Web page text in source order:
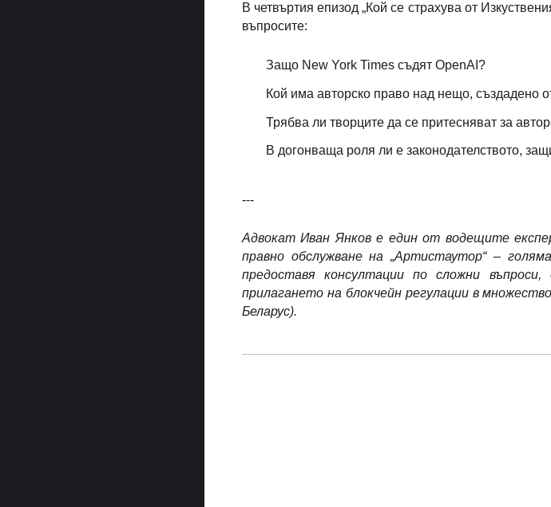
В четвъртия епизод „Кой се страхува от
въпросите:
Защо New York Times съдят OpenAI?
Кой има авторско право над нещо, създадено
Трябва ли творците да се притесняват за
В догонваща роля ли е законодателството,
---
Адвокат Иван Янков e един от водещите
правно обслужване на „Артистаутор“ –
предоставя консултации по сложни
прилагането на блокчейн регулации в
Беларус)​.